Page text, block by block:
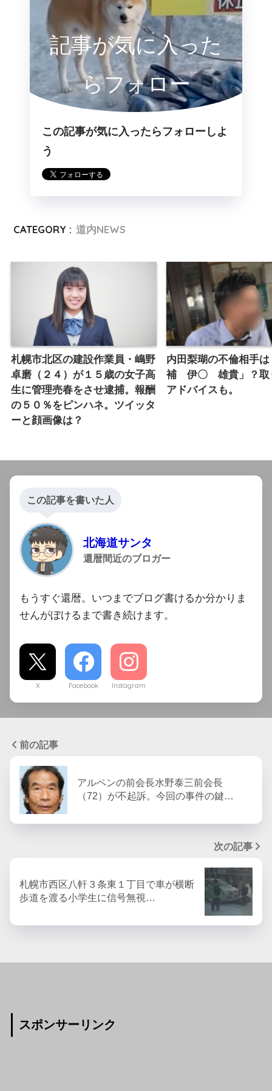
記事が気に入った
らフォロー
この記事が気に入ったらフォローしよ
う
CATEGORY : 道内NEWS
札幌市北区の建設作業員・嶋野
卓磨（２４）が１５歳の女子高
生に管理売春をさせ逮捕。報酬
の５０％をピンハネ。ツイッタ
ーと顔画像は？
内田梨瑚の不倫相手
補 伊〇 雄貴」？取
アドバイスも。
この記事を書いた人
北海道サンタ
還暦間近のブロガー
もうすぐ還暦。いつまでブログ書けるか分かりま
せんがぼけるまで書き続けます。
X Facebook Instagram
前の記事
アルペンの前会長水野泰三前会長
（72）が不起訴。今回の事件の鍵…
次の記事
札幌市西区八軒３条東１丁目で車が横断
歩道を渡る小学生に信号無視…
スポンサーリンク